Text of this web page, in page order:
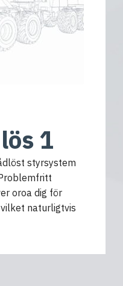
1
styrsystem
oroa dig för
naturligtvis